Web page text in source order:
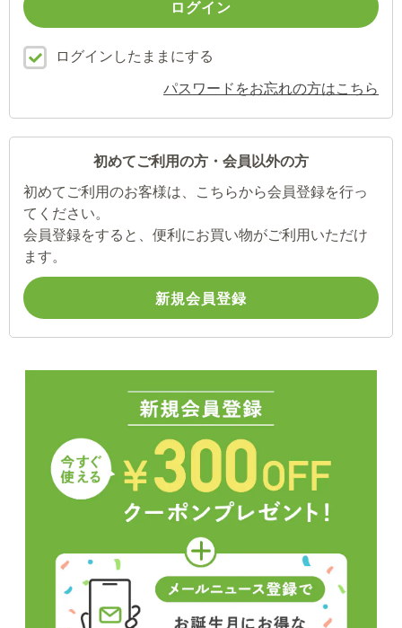
ログインしたままにする
パスワードをお忘れの方はこちら
初めてご利用の方・会員以外の方
初めてご利用のお客様は、こちらから会員登録を行っ
てください。
会員登録をすると、便利にお買い物がご利用いただけ
ます。